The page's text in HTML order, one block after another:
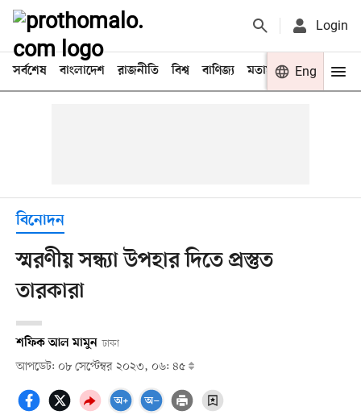
Login
সর্বশেষ বাংলাদেশ রাজনীতি বিশ্ব বাণিজ্য মতামত খেলা
Eng
বিনোদন
স্মরণীয় সন্ধ্যা উপহার দিতে প্রস্তুত
তারকারা
শফিক আল মামুন ঢাকা
আপডেট: ০৮ সেপ্টেম্বর ২০২৩, ০৬: ৪৫